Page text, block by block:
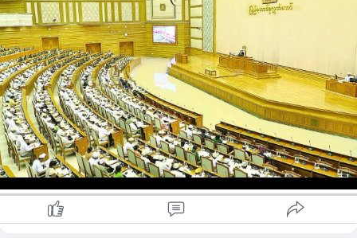
ဆိုတင်သွင်းခဲ့ခြင်းဖြစ်သည်။
ရေးပေါ်အခြေအနေကြေညာထားသည့် မြို့နယ်များတွင် အုပ်ချုပ်
ေး၊ ရပ်ရွာအေးချမ်းသာယာရေးနှင့် တရားဥပဒေစိုးမိုးရေးတို့ကို
လအခြေအနေပြန်လည်ရောက်ရှိစေရန် အရေးပေါ်အခြေအနေ
ြေညာထားခြင်းကာလကို တိုးမြှင့်သတ်မှတ်ရန်လိုအပ်လျက်ရှိသ
ရှင်းလင်းပြောဆိုသည်။
ပြင် ဖွဲ့စည်းပုံအခြေခံဥပဒေပုဒ်မ ၂၁၂ ပုဒ်မခွဲ(ဃ)မှ ပြဋ္ဌာန်းချက်
င့်အညီ နိုင်ငံတော်သမ္မတက ဥပဒေကဲ့သို့ အာဏာတည်သော အမိန့်
မှတ်(၁/၂၀၂၆)ဆက်လက်အတည်ဖြစ်သည့် ကာလတိုးမြှင့်
တ်မှတ်ခြင်းကို ပြည်ထောင်စုလွှတ်တော်က သဘောတူပေးနိုင်ရေး
တွက် နိုင်ငံတော်သမ္မတ (ကိုယ်စား) အဆိုတင်သွင်းခြင်းဖြစ်သည်
ရှင်းလင်းပြောဆိုသည်။
နောက် အဆိုကို ထပ်မံဆွေးနွေးလိုသည့် လွှတ်တော်ကိုယ်စားလှယ်